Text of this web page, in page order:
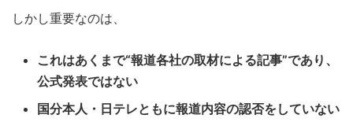
しかし重要なのは、
これはあくまで“報道各社の取材による記事”であり、
公式発表ではない
国分本人・日テレともに報道内容の認否をしていない